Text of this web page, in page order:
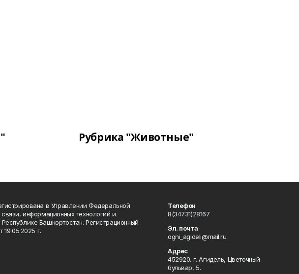
Рубрика "Животные"
в Управлении Федеральной
информационных технологий и
Башкортостан. Регистрационный
г.
Телефон
8(34731)28167
Эл. почта
ogni_agideli@mail.ru
Адрес
452920. г. Агидель, Цветочный
бульвар, 5.